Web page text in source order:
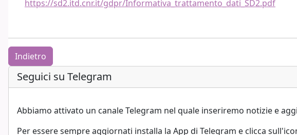
https://sd2.itd.cnr.it/gdpr/Informativa_trattamento_dati_SD2.pdf
Indietro
Blocchi
Salta Seguici su Telegram
Seguici su Telegram
Abbiamo attivato un canale Telegram nel quale inseriremo notizie e
Per essere sempre aggiornati installa la App di Telegram e clicca